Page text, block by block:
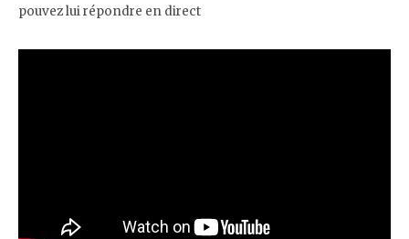
pouvez lui répondre en direct